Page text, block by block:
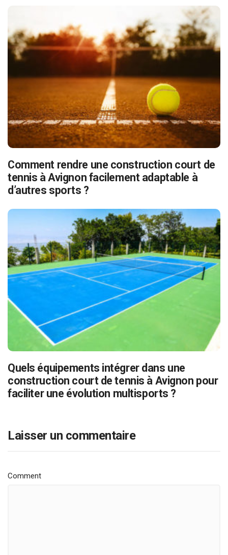
Comment rendre une construction court de
tennis à Avignon facilement adaptable à
d’autres sports ?
Quels équipements intégrer dans une
construction court de tennis à Avignon pour
faciliter une évolution multisports ?
Laisser un commentaire
Comment